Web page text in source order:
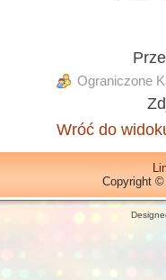
Ograniczone
Wróć do
Copyright ©